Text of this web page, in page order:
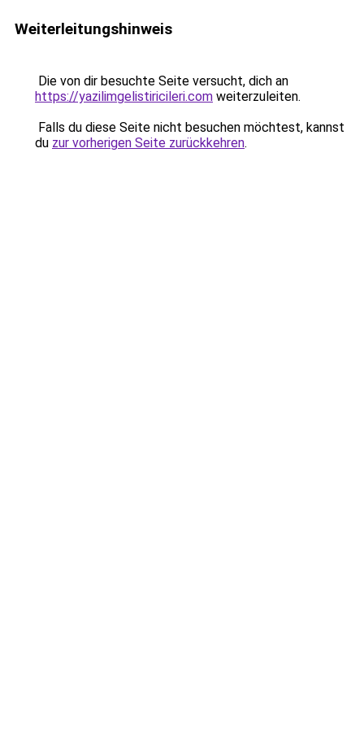
Weiterleitungshinweis
Die von dir besuchte Seite versucht, dich an
https://yazilimgelistiricileri.com weiterzuleiten.
Falls du diese Seite nicht besuchen möchtest, kannst
du zur vorherigen Seite zurückkehren.